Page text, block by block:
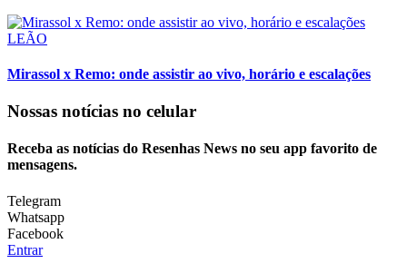
LEÃO
Mirassol x Remo: onde assistir ao vivo, horário e escalações
Nossas notícias no celular
Receba as notícias do Resenhas News no seu app favorito de
mensagens.
Telegram
Whatsapp
Facebook
Entrar